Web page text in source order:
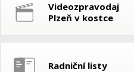
Videozpravodaj
Plzeň v kostce
Radniční listy